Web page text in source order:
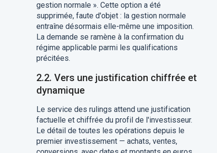
gestion normale ». Cette option a été
supprimée, faute d'objet : la gestion normale
entraîne désormais elle-même une imposition.
La demande se ramène à la confirmation du
régime applicable parmi les qualifications
précitées.
2.2. Vers une justification chiffrée et
dynamique
Le service des rulings attend une justification
factuelle et chiffrée du profil de l'investisseur.
Le détail de toutes les opérations depuis le
premier investissement — achats, ventes,